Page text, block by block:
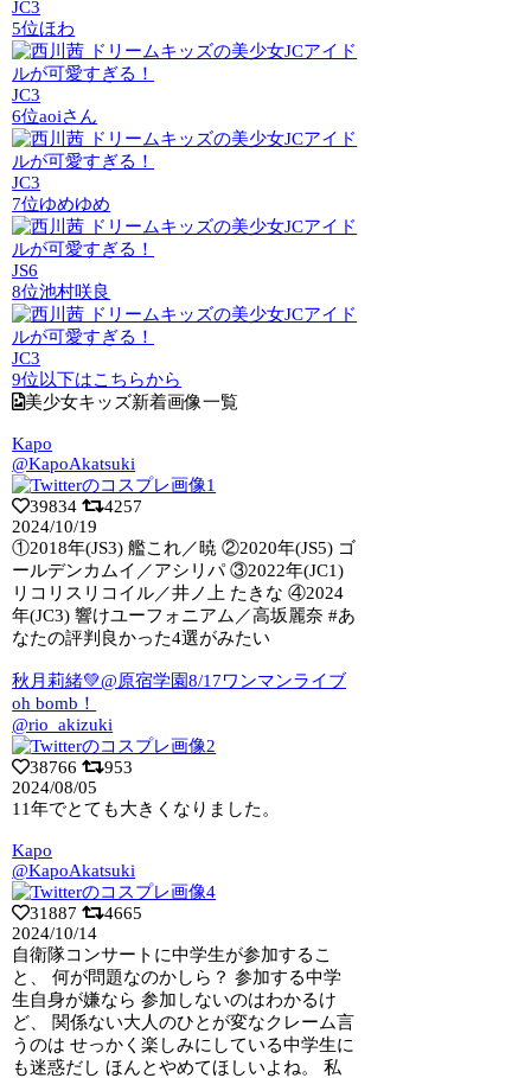
JC3
5位ほわ
JC3
6位aoiさん
JC3
7位ゆめゆめ
JS6
8位池村咲良
JC3
9位以下はこちらから
美少女キッズ新着画像一覧
Kapo
@KapoAkatsuki
39834
4257
2024/10/19
①2018年(JS3) 艦これ／暁 ②2020年(JS5) ゴ
ールデンカムイ／アシリパ ③2022年(JC1)
リコリスリコイル／井ノ上 たきな ④2024
年(JC3) 響けユーフォニアム／高坂麗奈 #あ
なたの評判良かった4選がみたい
秋月莉緒💚@原宿学園8/17ワンマンライブ
oh bomb！
@rio_akizuki
38766
953
2024/08/05
11年でとても大きくなりました。
Kapo
@KapoAkatsuki
31887
4665
2024/10/14
自衛隊コンサートに中学生が参加するこ
と、 何が問題なのかしら？ 参加する中学
生自身が嫌なら 参加しないのはわかるけ
ど、 関係ない大人のひとが変なクレーム言
うのは せっかく楽しみにしている中学生に
も迷惑だし ほんとやめてほしいよね。 私